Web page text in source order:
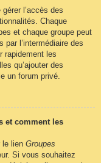
l’accès des
Chaque
et chaque groupe peut
l’intermédiaire des
rapidement les
qu’ajouter des
un forum privé.
et comment les
le lien Groupes
Si vous souhaitez